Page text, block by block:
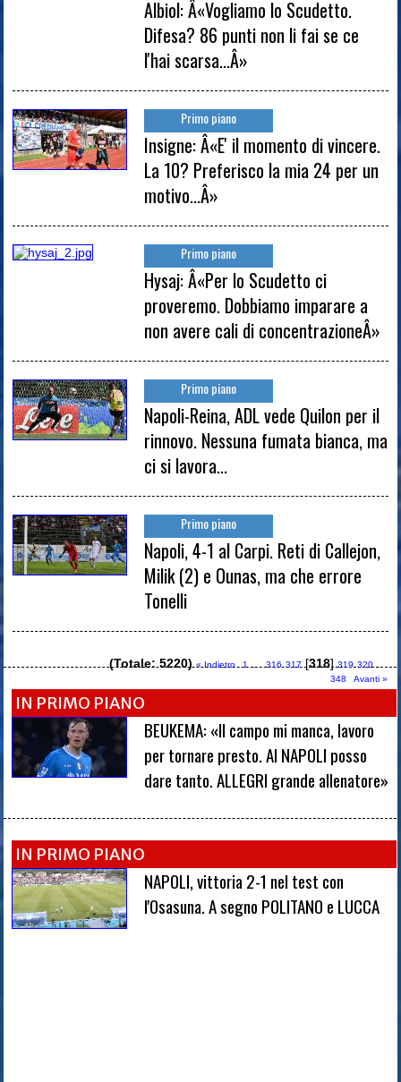
Albiol: Â«Vogliamo lo Scudetto.
Difesa? 86 punti non li fai se ce
l'hai scarsa...Â»
Primo piano
Insigne: Â«E' il momento di vincere.
La 10? Preferisco la mia 24 per un
motivo...Â»
Primo piano
Hysaj: Â«Per lo Scudetto ci
proveremo. Dobbiamo imparare a
non avere cali di concentrazioneÂ»
Primo piano
Napoli-Reina, ADL vede Quilon per il
rinnovo. Nessuna fumata bianca, ma
ci si lavora...
Primo piano
Napoli, 4-1 al Carpi. Reti di Callejon,
Milik (2) e Ounas, ma che errore
Tonelli
(Totale: 5220) « Indietro 1 316 317 [318] 319 320...
348 Avanti »
IN PRIMO PIANO
BEUKEMA: «Il campo mi manca, lavoro
per tornare presto. Al NAPOLI posso
dare tanto. ALLEGRI grande allenatore»
IN PRIMO PIANO
NAPOLI, vittoria 2-1 nel test con
l'Osasuna. A segno POLITANO e LUCCA